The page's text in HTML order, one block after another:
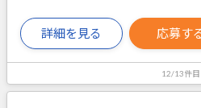
詳細を見る 応募す
12/13件目